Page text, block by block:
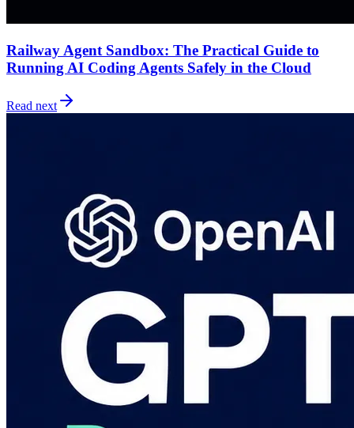
Railway Agent Sandbox: The Practical Guide to
Running AI Coding Agents Safely in the Cloud
Read next